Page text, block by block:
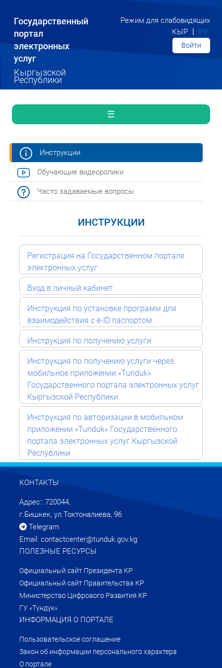
Государственный
портал
электронных
услуг
Кыргызской
Республики
Режим для слабовидящих
КЫР | РУ
Войти
☰
Инструкции
Обучающие видеоролики
Часто задаваемые вопросы
ИНСТРУКЦИИ
Регистрация на Государственном портале
электронных услуг
Вход в личный кабинет
Инструкция по установке программ для
взаимодействия с e-ID паспортом.
Инструкция по получению услуги
Инструкция по получению услуги через
мобильное приложении «Tunduk»
Государственного портала электронных услуг
Кыргызской Республики
Инструкция по авторизации в мобильном
приложении «Tunduk» Государственного
портала электронных услуг Кыргызской
Республики
КОНТАКТЫ
Адрес:: 720044,
г.Бишкек, ул.Токтоналиева, 96
Telegram
Email: contactcenter@tunduk.gov.kg
ПОЛЕЗНЫЕ РЕСУРСЫ
Официальный сайт Президента КР
Официальный сайт Правительства КР
Министерство Цифрового Развития КР
ГУ «Түндүк»
ИНФОРМАЦИЯ О ПОРТАЛЕ
Пользовательское соглашение
Закон об информации персонального характера
О портале